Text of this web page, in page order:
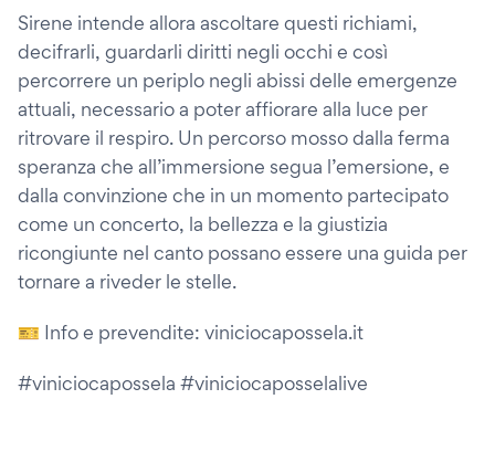
Sirene intende allora ascoltare questi richiami,
decifrarli, guardarli diritti negli occhi e così
percorrere un periplo negli abissi delle emergenze
attuali, necessario a poter affiorare alla luce per
ritrovare il respiro. Un percorso mosso dalla ferma
speranza che all’immersione segua l’emersione, e
dalla convinzione che in un momento partecipato
come un concerto, la bellezza e la giustizia
ricongiunte nel canto possano essere una guida per
tornare a riveder le stelle.
🎫 Info e prevendite: viniciocapossela.it
#viniciocapossela #viniciocaposselalive